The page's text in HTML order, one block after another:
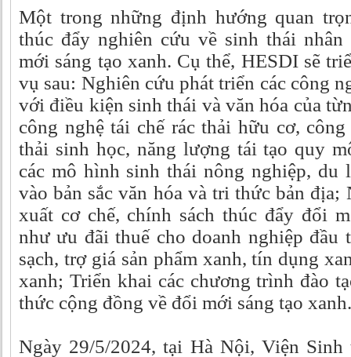
Một trong những định hướng quan
thúc đẩy nghiên cứu về sinh thái
mới sáng tạo xanh. Cụ thể, HESDI sẽ
vụ sau: Nghiên cứu phát triển các công
với điều kiện sinh thái và văn hóa của
công nghệ tái chế rác thải hữu cơ,
thải sinh học, năng lượng tái tạo quy
các mô hình sinh thái nông nghiệp, du
vào bản sắc văn hóa và tri thức bản địa;
xuất cơ chế, chính sách thúc đẩy đổi
như ưu đãi thuế cho doanh nghiệp đầu
sạch, trợ giá sản phẩm xanh, tín dụng
xanh; Triển khai các chương trình đào
thức cộng đồng về đổi mới sáng tạo xanh.
Ngày 29/5/2024, tại Hà Nội, Viện Sinh